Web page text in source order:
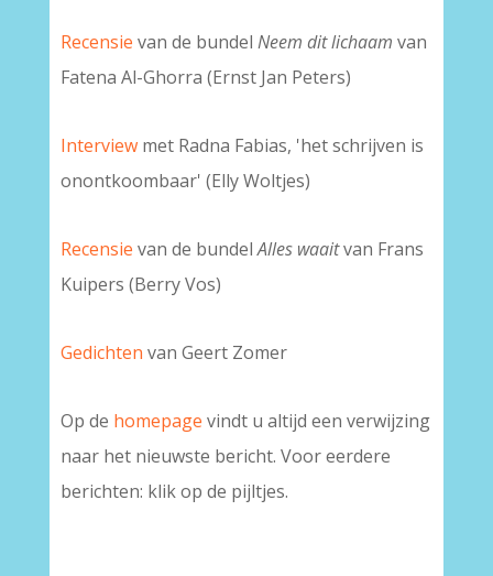
Recensie van de bundel Neem dit lichaam van
Fatena Al-Ghorra (Ernst Jan Peters)
Interviewmet Radna Fabias, 'het schrijven is
onontkoombaar' (Elly Woltjes)
Recensie van de bundelAlles waaitvan Frans
Kuipers (Berry Vos)
Gedichten van Geert Zomer
Op de homepage vindt u altijd een verwijzing
naar het nieuwste bericht. Voor eerdere
berichten: klik op de pijltjes.